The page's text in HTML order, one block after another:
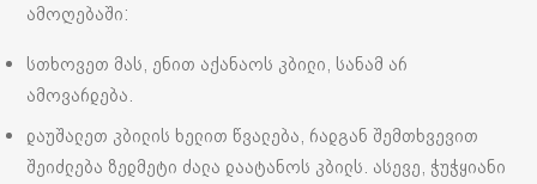
ამოღებაში:
სთხოვეთ მას, ენით აქანაოს კბილი, სანამ არ
ამოვარდება.
დაუშალეთ კბილის ხელით წვალება, რადგან შემთხვევით
შეიძლება ზედმეტი ძალა დაატანოს კბილს. ასევე, ჭუჭყიანი